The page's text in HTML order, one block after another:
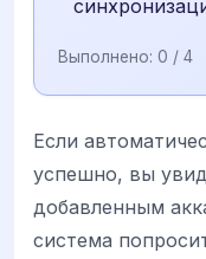
Выполнено: 0 / 4
Если
успешно, вы
добавленным
система